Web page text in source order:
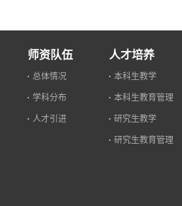
师资队伍
总体情况
学科分布
人才引进
人才培养
本科生教学
本科生教育管理
研究生教学
研究生教育管理